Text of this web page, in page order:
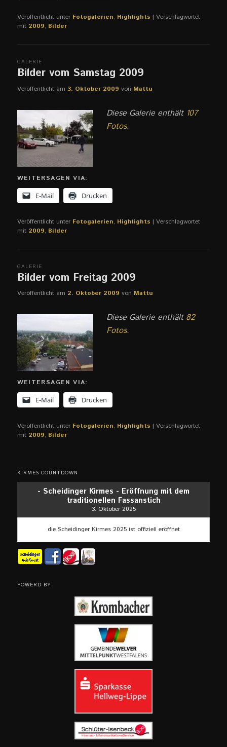
Veröffentlicht unter Fotogalerien, Highlights |Verschlagwortet
mit 2009, Bilder
Bilder vom Samstag 2009
GALERIE
Veröffentlicht am 3. Oktober 2009 von Mattu
Diese Galerie enthält 107
Fotos.
WEITERSAGEN VIA:
E-Mail Drucken
Veröffentlicht unter Fotogalerien, Highlights |Verschlagwortet
mit 2009, Bilder
Bilder vom Freitag 2009
GALERIE
Veröffentlicht am 2. Oktober 2009 von Mattu
Diese Galerie enthält 82
Fotos.
WEITERSAGEN VIA:
E-Mail Drucken
Veröffentlicht unter Fotogalerien, Highlights |Verschlagwortet
mit 2009, Bilder
KIRMES COUNTDOWN
- Scheidinger Kirmes - Eröffnung mit dem
traditionellen Fassanstich
3. Oktober 2025
die Scheidinger Kirmes 2025 ist offiziell eröffnet
POWERD BY